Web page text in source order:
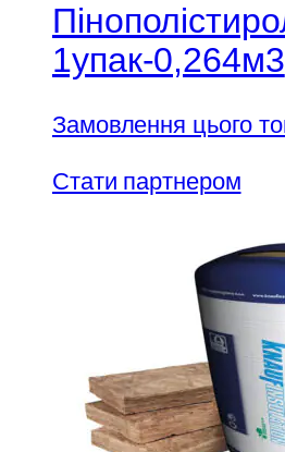
1упак-0,264м3
Замовлення цього
Стати партнером